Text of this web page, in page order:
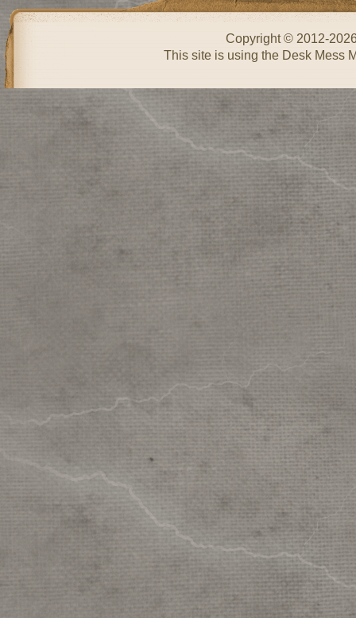
Copyright © 2012-
This site is using the Desk Mess